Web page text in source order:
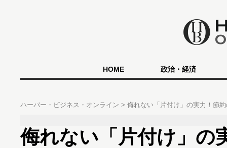
HOME 政治・経済
ハーバー・ビジネス・オンライン 侮れない「片付け」の実力！節
侮れない「片付け」の